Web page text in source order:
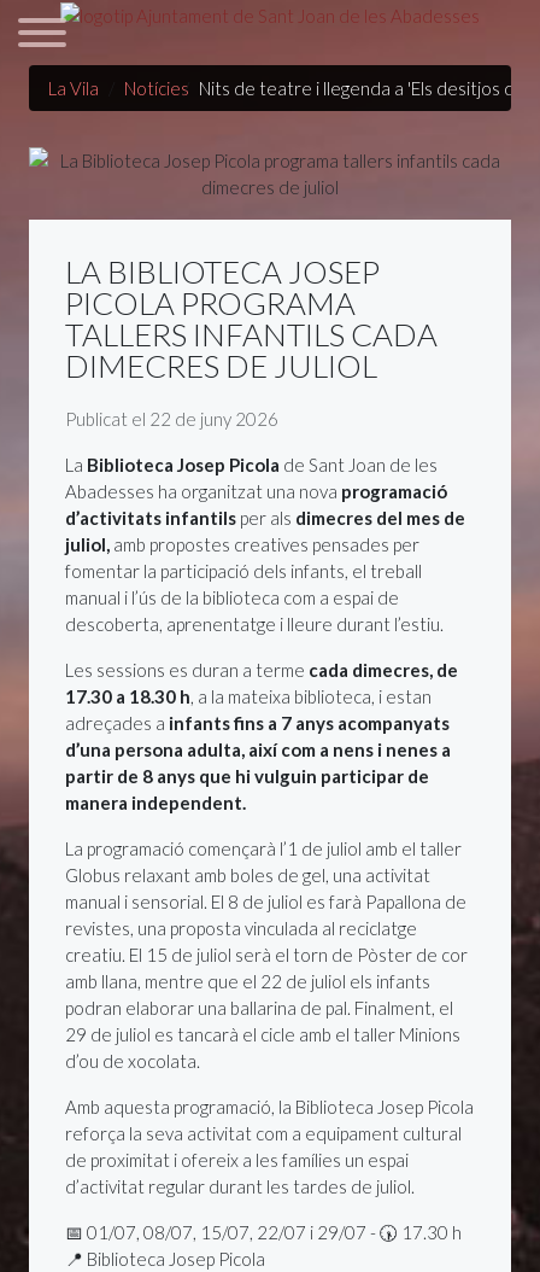
La Vila Notícies Nits de teatre i llegenda a 'Els desitjos del
LA BIBLIOTECA JOSEP
PICOLA PROGRAMA
TALLERS INFANTILS CADA
DIMECRES DE JULIOL
Detalls
Publicat el 22 de juny 2026
La Biblioteca Josep Picola de Sant Joan de les
Abadesses ha organitzat una nova programació
d’activitats infantils per als dimecres del mes de
juliol, amb propostes creatives pensades per
fomentar la participació dels infants, el treball
manual i l’ús de la biblioteca com a espai de
descoberta, aprenentatge i lleure durant l’estiu.
Les sessions es duran a terme cada dimecres, de
17.30 a 18.30 h, a la mateixa biblioteca, i estan
adreçades a infants fins a 7 anys acompanyats
d’una persona adulta, així com a nens i nenes a
partir de 8 anys que hi vulguin participar de
manera independent.
La programació començarà l’1 de juliol amb el taller
Globus relaxant amb boles de gel, una activitat
manual i sensorial. El 8 de juliol es farà Papallona de
revistes, una proposta vinculada al reciclatge
creatiu. El 15 de juliol serà el torn de Pòster de cor
amb llana, mentre que el 22 de juliol els infants
podran elaborar una ballarina de pal. Finalment, el
29 de juliol es tancarà el cicle amb el taller Minions
d’ou de xocolata.
Amb aquesta programació, la Biblioteca Josep Picola
reforça la seva activitat com a equipament cultural
de proximitat i ofereix a les famílies un espai
d’activitat regular durant les tardes de juliol.
📅 01/07, 08/07, 15/07, 22/07 i 29/07 - 🕠 17.30 h
📍 Biblioteca Josep Picola